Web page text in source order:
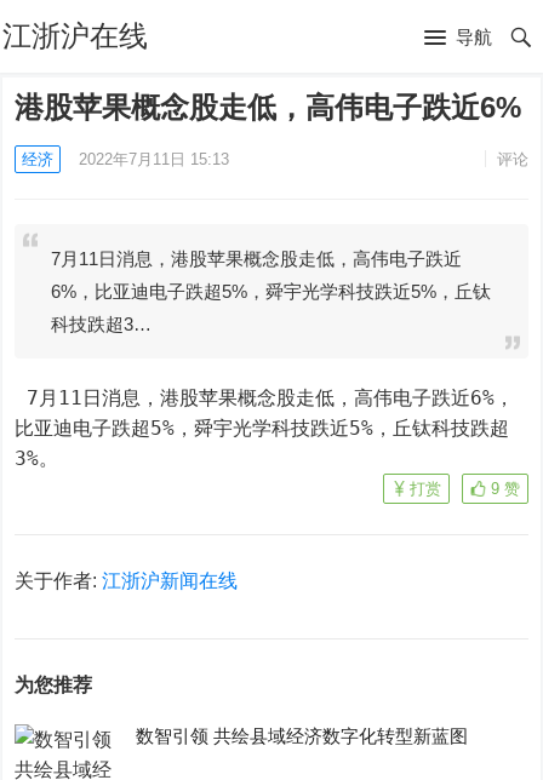
江浙沪在线 导航
港股苹果概念股走低，高伟电子跌近6%
经济 2022年7月11日 15:13 评论
7月11日消息，港股苹果概念股走低，高伟电子跌近
6%，比亚迪电子跌超5%，舜宇光学科技跌近5%，丘钛
科技跌超3…
比亚迪电子跌超5%，舜宇光学科技跌近5%，丘钛科技跌超
3%。
9 赞
打赏
关于作者:江浙沪新闻在线
为您推荐
数智引领 共绘县域经济数字化转型新蓝图